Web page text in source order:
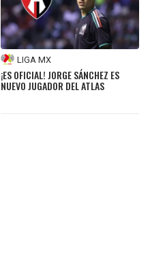
LIGA MX
¡ES OFICIAL! JORGE SÁNCHEZ ES
NUEVO JUGADOR DEL ATLAS